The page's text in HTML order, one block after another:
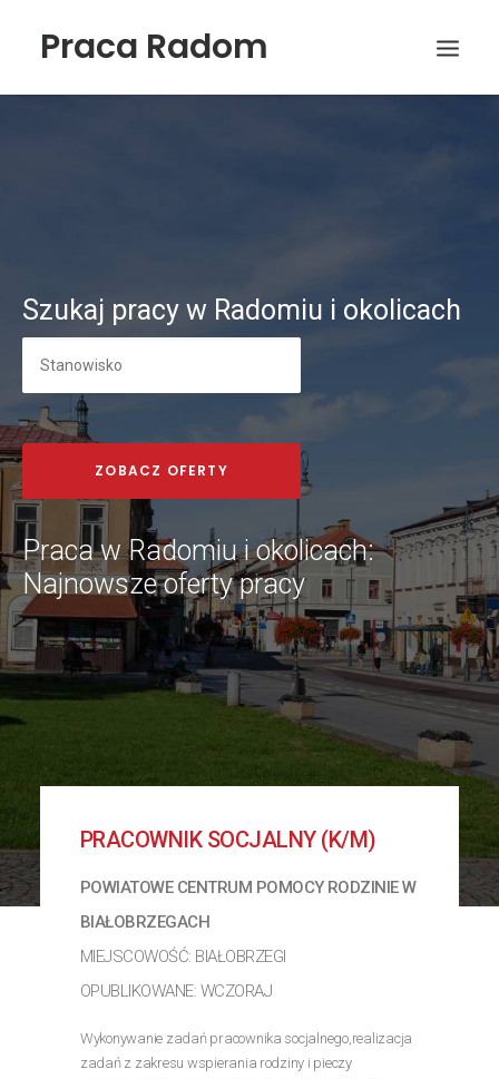
Praca Radom
Szukaj pracy w Radomiu i okolicach
Praca w Radomiu i okolicach:
Najnowsze oferty pracy
PRACOWNIK SOCJALNY (K/M)
POWIATOWE CENTRUM POMOCY RODZINIE W
BIAŁOBRZEGACH
MIEJSCOWOŚĆ: BIAŁOBRZEGI
OPUBLIKOWANE: WCZORAJ
Wykonywanie zadań pracownika socjalnego,realizacja
zadań z zakresu wspierania rodziny i pieczy